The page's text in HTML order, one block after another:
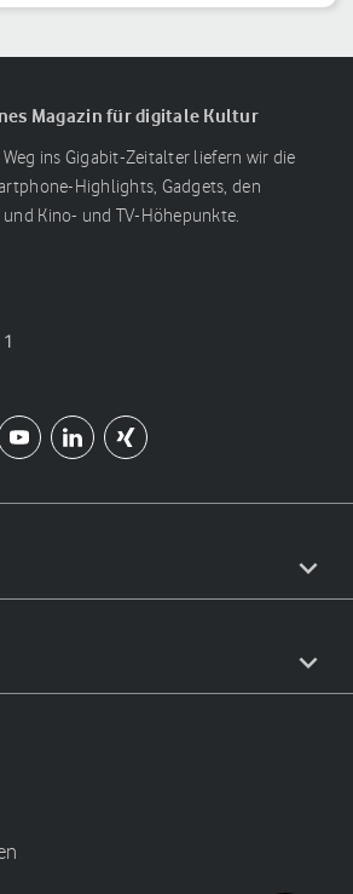
Magazin für digitale Kultur
ins Gigabit-Zeitalter liefern wir die
Highlights, Gadgets, den
und Kino- und TV-Höhepunkte.